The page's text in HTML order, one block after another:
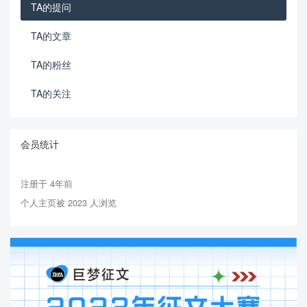
TA的提问
TA的文章
TA的粉丝
TA的关注
会员统计
注册于 4年前
个人主页被 2023 人浏览